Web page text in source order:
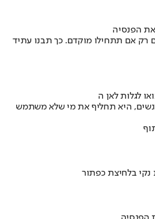
את הפנסיה
רק אם תתחילו מוקדם. כך תבנו עתיד
היא תחליף את מי שלא משתמש
בלחיצת כפתור